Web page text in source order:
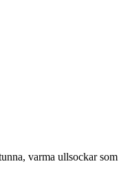
varma ullsockar som